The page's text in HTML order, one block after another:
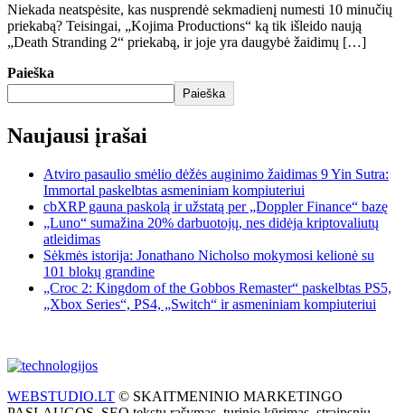
Niekada neatspėsite, kas nusprendė sekmadienį numesti 10 minučių
priekabą? Teisingai, „Kojima Productions“ ką tik išleido naują
„Death Stranding 2“ priekabą, ir joje yra daugybė žaidimų […]
Paieška
Paieška
Naujausi įrašai
Atviro pasaulio smėlio dėžės auginimo žaidimas 9 Yin Sutra:
Immortal paskelbtas asmeniniam kompiuteriui
cbXRP gauna paskolą ir užstatą per „Doppler Finance“ bazę
„Luno“ sumažina 20% darbuotojų, nes didėja kriptovaliutų
atleidimas
Sėkmės istorija: Jonathano Nicholso mokymosi kelionė su
101 blokų grandine
„Croc 2: Kingdom of the Gobbos Remaster“ paskelbtas PS5,
„Xbox Series“, PS4, „Switch“ ir asmeniniam kompiuteriui
WEBSTUDIO.LT © SKAITMENINIO MARKETINGO